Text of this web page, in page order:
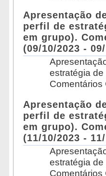
Apresentação
perfil de
em grupo).
(09/10/2023 -
estratégia
Comentários
Apresentação
perfil de
em grupo).
(11/10/2023 -
estratégia
Comentários